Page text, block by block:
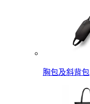
胸包及斜背包